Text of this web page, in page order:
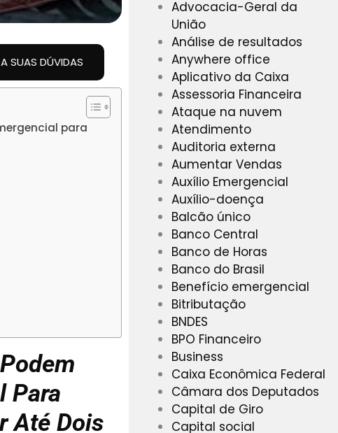
SUAS DÚVIDAS
para
Para
Até Dois
Advocacia-Geral da
União
Análise de resultados
Anywhere office
Aplicativo da Caixa
Assessoria Financeira
Ataque na nuvem
Atendimento
Auditoria externa
Aumentar Vendas
Auxílio Emergencial
Auxílio-doença
Balcão único
Banco Central
Banco de Horas
Banco do Brasil
Benefício emergencial
Bitributação
BNDES
BPO Financeiro
Business
Caixa Econômica Federal
Câmara dos Deputados
Capital de Giro
Capital social